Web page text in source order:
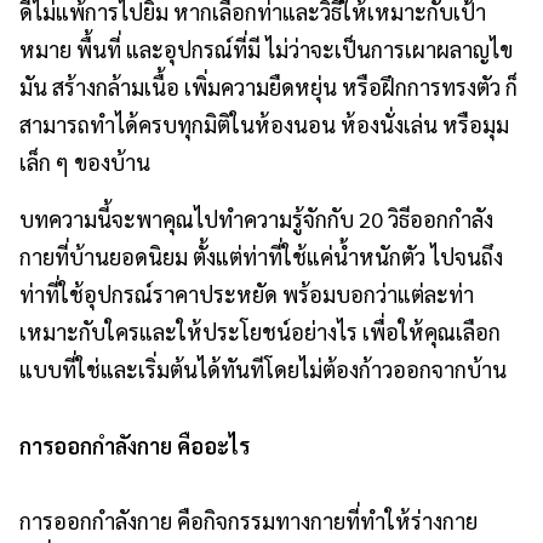
ดีไม่แพ้การไปยิม หากเลือกท่าและวิธีให้เหมาะกับเป้า
หมาย พื้นที่ และอุปกรณ์ที่มี ไม่ว่าจะเป็นการเผาผลาญไข
มัน สร้างกล้ามเนื้อ เพิ่มความยืดหยุ่น หรือฝึกการทรงตัว ก็
สามารถทำได้ครบทุกมิติในห้องนอน ห้องนั่งเล่น หรือมุม
เล็ก ๆ ของบ้าน
บทความนี้จะพาคุณไปทำความรู้จักกับ 20 วิธีออกกำลัง
กายที่บ้านยอดนิยม ตั้งแต่ท่าที่ใช้แค่น้ำหนักตัว ไปจนถึง
ท่าที่ใช้อุปกรณ์ราคาประหยัด พร้อมบอกว่าแต่ละท่า
เหมาะกับใครและให้ประโยชน์อย่างไร เพื่อให้คุณเลือก
แบบที่ใช่และเริ่มต้นได้ทันทีโดยไม่ต้องก้าวออกจากบ้าน
การออกกำลังกาย คืออะไร
การออกกำลังกาย คือกิจกรรมทางกายที่ทำให้ร่างกาย